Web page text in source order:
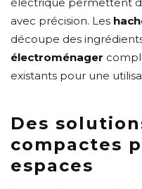
avec précision. Les
découpe des
électroménager
existants pour une
Des
compactes
espaces